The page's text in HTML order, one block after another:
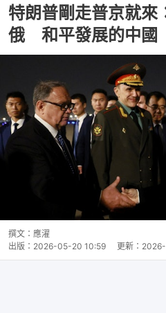
特朗普剛走普京就來
俄 和平發展的中國
撰文： 應濯
出版： 2026-05-20 10:59 更新：